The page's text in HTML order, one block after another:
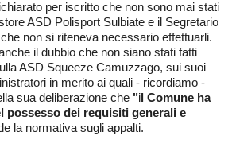
per iscritto che non sono mai stati
ASD Polisport Sulbiate e il Segretario
non si riteneva necessario effettuarli.
il dubbio che non siano stati fatti
ASD Squeeze Camuzzago, sui suoi
in merito ai quali - ricordiamo -
sua deliberazione che "i l Comune ha
possesso dei requisiti generali e
la normativa sugli appalti.